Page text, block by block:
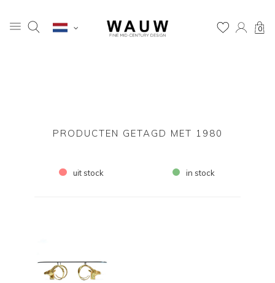
0
PRODUCTEN GETAGD MET 1980
uit stock in stock